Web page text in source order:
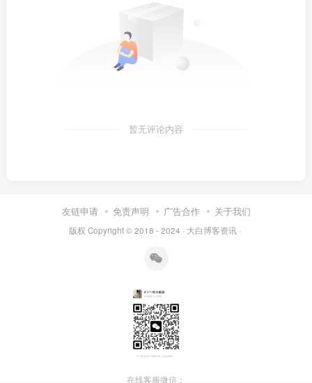
暂无评论内容
友链申请 免责声明 广告合作 关于我们
版权 Copyright © 2018 - 2024 · 大白博客资讯 ·
在线客服微信：